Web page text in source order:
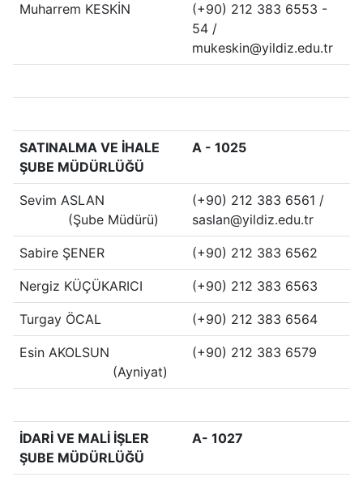
Muharrem KESKİN
(+90) 212 383 6553 -
54 /
mukeskin@yildiz.edu.tr
SATINALMA VE İHALE
ŞUBE MÜDÜRLÜĞÜ
A - 1025
Sevim ASLAN
(Şube Müdürü)
(+90) 212 383 6561 /
saslan@yildiz.edu.tr
Sabire ŞENER (+90) 212 383 6562
Nergiz KÜÇÜKARICI (+90) 212 383 6563
Turgay ÖCAL (+90) 212 383 6564
Esin AKOLSUN
(Ayniyat)
(+90) 212 383 6579
İDARİ VE MALİ İŞLER
ŞUBE MÜDÜRLÜĞÜ
A- 1027